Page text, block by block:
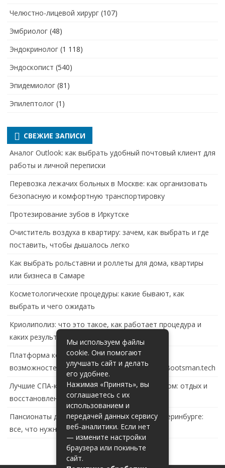
Челюстно-лицевой хирург (107)
Эмбриолог (48)
Эндокринолог (1 118)
Эндоскопист (540)
Эпидемиолог (81)
Эпилептолог (1)
СВЕЖИЕ ЗАПИСИ
Аналог Outlook: как выбрать удобный почтовый клиент для
работы и личной переписки
Перевозка лежачих больных в Москве: как организовать
безопасную и комфортную транспортировку
Протезирование зубов в Иркутске
Очиститель воздуха в квартиру: зачем, как выбрать и где
поставить, чтобы дышалось легко
Как выбрать рольставни и роллеты для дома, квартиры
или бизнеса в Самаре
Косметологические процедуры: какие бывают, как
выбрать и чего ожидать
Криолиполиз: что это такое, как работает процедура и
каких результатов ждать
Платформа контейнеризации в России: обзор
возможностей и перспектив развития сайта Bootsman.tech
Лучшие СПА-комплексы в Тольятти с бассейном: отдых и
восстановление за городом
Пансионаты для пожилых с деменцией в Екатеринбурге:
все, что нужно знать
Мы используем файлы
cookie. Они помогают
улучшать сайт и делать
его удобнее.
Нажимая «Принять», вы
соглашаетесь с их
использованием и
передачей данных сервису
веб-аналитики. Если нет
— измените настройки
браузера или покиньте
сайт.